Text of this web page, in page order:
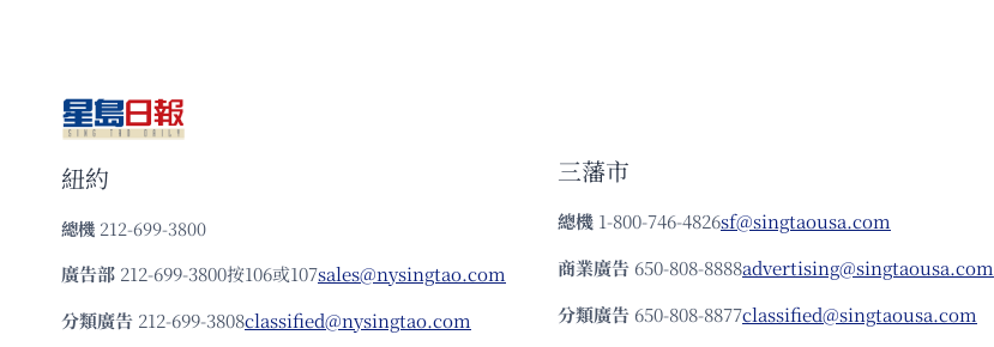
紐約
總機 212-699-3800
廣告部 212-699-3800按106或107sales@nysingtao.com
分類廣告 212-699-3808classified@nysingtao.com
三藩市
總機 1-800-746-4826sf@singtaousa.com
商業廣告 650-808-8888advertising@singtaousa.com
分類廣告 650-808-8877classified@singtaousa.com